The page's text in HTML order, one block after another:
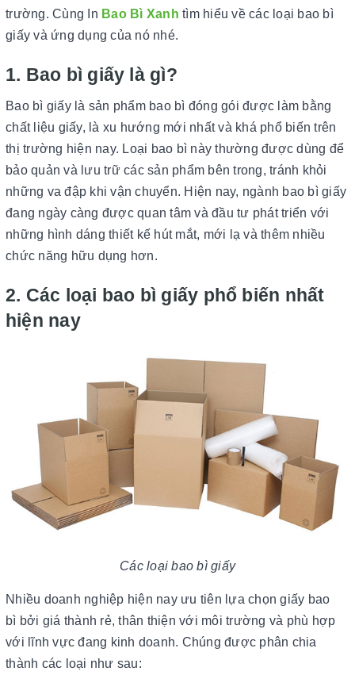
trường. Cùng In Bao Bì Xanh tìm hiểu về các loại bao bì
giấy và ứng dụng của nó nhé.
1. Bao bì giấy là gì?
Bao bì giấy là sản phẩm bao bì đóng gói được làm bằng
chất liệu giấy, là xu hướng mới nhất và khá phổ biến trên
thị trường hiện nay. Loại bao bì này thường được dùng để
bảo quản và lưu trữ các sản phẩm bên trong, tránh khỏi
những va đập khi vận chuyển. Hiện nay, ngành bao bì giấy
đang ngày càng được quan tâm và đầu tư phát triển với
những hình dáng thiết kế hút mắt, mới lạ và thêm nhiều
chức năng hữu dụng hơn.
2. Các loại bao bì giấy phổ biến nhất
hiện nay
Các loại bao bì giấy
Nhiều doanh nghiệp hiện nay ưu tiên lựa chọn giấy bao
bì bởi giá thành rẻ, thân thiện với môi trường và phù hợp
với lĩnh vực đang kinh doanh. Chúng được phân chia
thành các loại như sau: